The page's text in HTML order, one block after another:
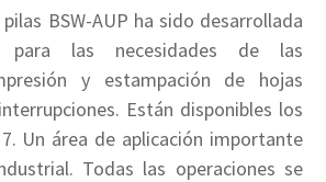
BSW-AUP ha sido desarrollada
para las necesidades de las
y estampación de hojas
Están disponibles los
Un área de aplicación importante
Todas las operaciones se